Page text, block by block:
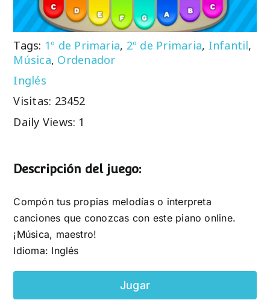
Tags: 1º de Primaria, 2º de Primaria, Infantil,
Música, Ordenador
Inglés
Visitas: 23452
Daily Views: 1
Descripción del juego:
Compón tus propias melodías o interpreta
canciones que conozcas con este piano online.
¡Música, maestro!
Idioma: Inglés
Jugar